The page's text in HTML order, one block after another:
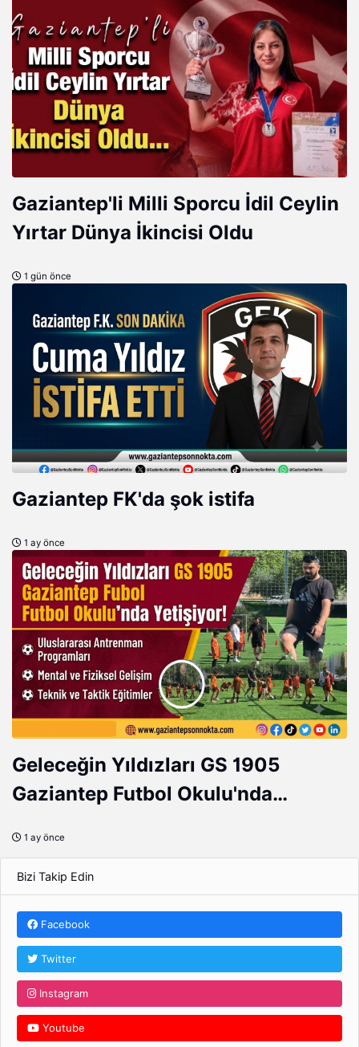
Gaziantep'li Milli Sporcu İdil Ceylin
Yırtar Dünya İkincisi Oldu
1 gün önce
Gaziantep FK'da şok istifa
1 ay önce
Geleceğin Yıldızları GS 1905
Gaziantep Futbol Okulu'nda
1 ay önce
Bizi Takip Edin
Facebook
Twitter
Instagram
Youtube